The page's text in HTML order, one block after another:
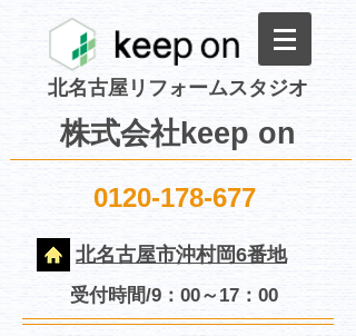
北名古屋リフォームスタジオ
株式会社keep on
0120-178-677
北名古屋市沖村岡6番地
受付時間/9：00～17：00